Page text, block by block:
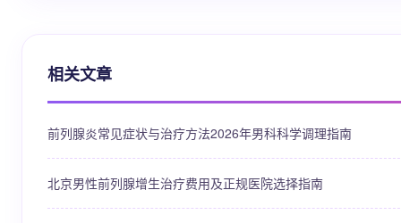
相关文章
前列腺炎常见症状与治疗方法2026年男科科学调理指南
北京男性前列腺增生治疗费用及正规医院选择指南